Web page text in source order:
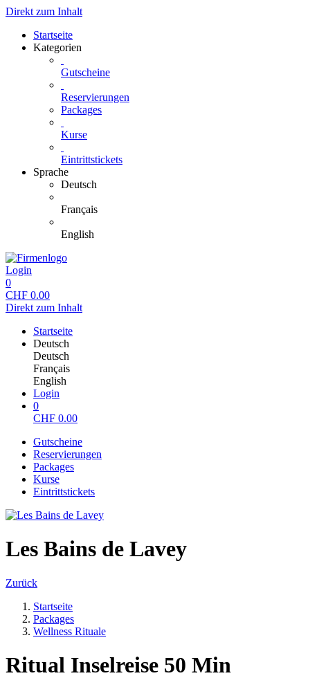
Direkt zum Inhalt
Startseite
Kategorien
Gutscheine
Reservierungen
Packages
Kurse
Eintrittstickets
Sprache
Deutsch
Français
English
Login
0
CHF 0.00
Direkt zum Inhalt
Startseite
Deutsch
Deutsch
Français
English
Login
0
CHF 0.00
Gutscheine
Reservierungen
Packages
Kurse
Eintrittstickets
Les Bains de Lavey
Zurück
Startseite
Packages
Wellness Rituale
Ritual Inselreise 50 Min